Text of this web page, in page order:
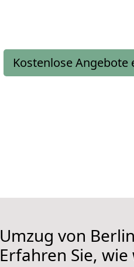
Kostenlose Angebote
Umzug von
Erfahren Sie,